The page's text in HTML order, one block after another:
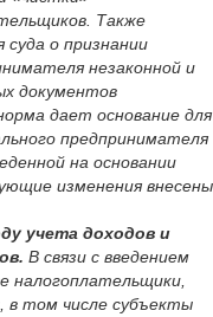
Также
суда о признании
незаконной и
документов
дает основание для
предпринимателя
на основании
изменения внесены
учета доходов и
В связи с введением
налогоплательщики,
в том числе субъекты